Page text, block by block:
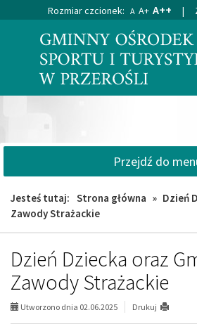
wyszukiwarki
Rozmiar czcionek: A A+ A++ |
Przejdź do
Jesteś tutaj: Strona główna » Dzień
Zawody Strażackie
Dzień Dziecka oraz
Zawody Strażackie
Utworzono dnia 02.06.2025 Drukuj